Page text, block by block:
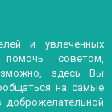
и увлеченных
советом,
здесь Вы
на самые